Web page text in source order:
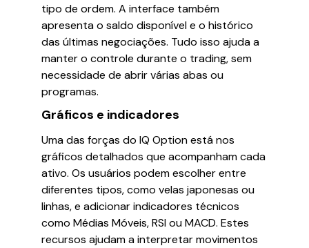
tipo de ordem. A interface também
apresenta o saldo disponível e o histórico
das últimas negociações. Tudo isso ajuda a
manter o controle durante o trading, sem
necessidade de abrir várias abas ou
programas.
Gráficos e indicadores
Uma das forças do IQ Option está nos
gráficos detalhados que acompanham cada
ativo. Os usuários podem escolher entre
diferentes tipos, como velas japonesas ou
linhas, e adicionar indicadores técnicos
como Médias Móveis, RSI ou MACD. Estes
recursos ajudam a interpretar movimentos